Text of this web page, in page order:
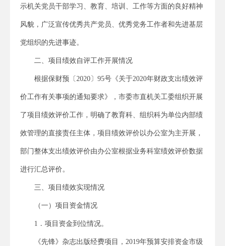
示机关党员干部学习、教育、培训、工作等方面的良好精神
风貌，广泛宣传优秀共产党员、优秀党务工作者和先进基层
党组织的先进事迹。
二、项目绩效自评工作开展情况
根据保财预〔2020〕95号《关于2020年财政支出绩效评
价工作有关事项的通知要求》，市委市直机关工委组织开展
了项目绩效评价工作，明确了教育科、组织科为单位内部绩
效管理的直接责任主体，项目绩效评价以办公室为主开展，
部门整体支出绩效评价由办公室根据业务科室绩效评价数据
进行汇总评价。
三、项目绩效实现情况
（一）项目资金情况
1．项目资金到位情况。
《先锋》杂志出版经费项目，2019年预算安排资金市级